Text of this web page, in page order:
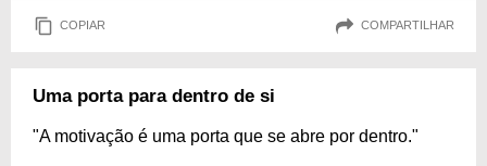
COPIAR COMPARTILHAR
Uma porta para dentro de si
"A motivação é uma porta que se abre por dentro."